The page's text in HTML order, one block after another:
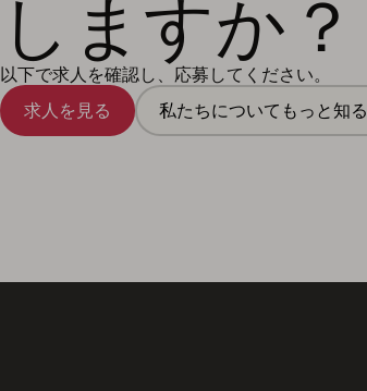
しますか？
以下で求人を確認し、応募してください。
求人を見る
私たちについてもっと知る